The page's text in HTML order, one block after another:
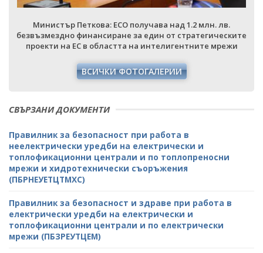
Министър Петкова: ЕСО получава над 1.2 млн. лв.
безвъзмездно финансиране за един от стратегическите
проекти на ЕС в областта на интелигентните мрежи
ВСИЧКИ ФОТОГАЛЕРИИ
СВЪРЗАНИ ДОКУМЕНТИ
Правилник за безопасност при работа в
неелектрически уредби на електрически и
топлофикационни централи и по топлопреносни
мрежи и хидротехнически съоръжения
(ПБРНЕУЕТЦТМХС)
Правилник за безопасност и здраве при работа в
електрически уредби на електрически и
топлофикационни централи и по електрически
мрежи (ПБЗРЕУТЦЕМ)